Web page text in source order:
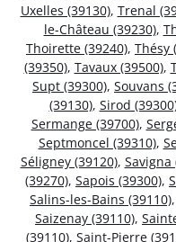
Uxelles (39130), Trenal
le-Château (39230),
Thoirette (39240), Thésy
(39350), Tavaux (39500),
Supt (39300), Souvans
(39130), Sirod
Sermange (39700),
Septmoncel (39310),
Séligney (39120), Savigna
(39270), Sapois (39300),
Salins-les-Bains (39110),
Saizenay (39110),
(39110), Saint-Pierre